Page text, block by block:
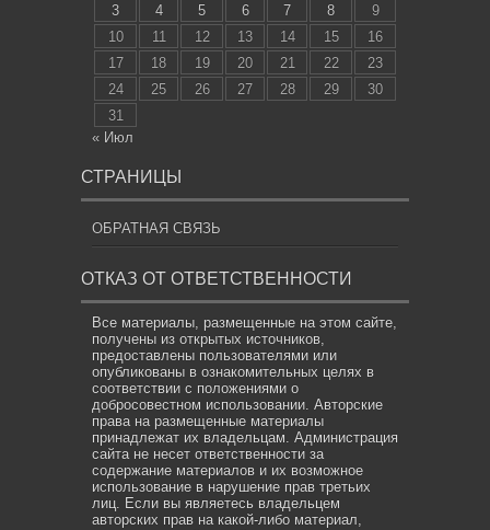
3
4 5 6 7 8
9
10
11 12 13 14 15
16
17
18 19 20 21 22
23
24
25 26 27 28 29
30
31
« Июл
СТРАНИЦЫ
ОБРАТНАЯ СВЯЗЬ
ОТКАЗ ОТ ОТВЕТСТВЕННОСТИ
Все материалы, размещенные на этом сайте,
получены из открытых источников,
предоставлены пользователями или
опубликованы в ознакомительных целях в
соответствии с положениями о
добросовестном использовании. Авторские
права на размещенные материалы
принадлежат их владельцам. Администрация
сайта не несет ответственности за
содержание материалов и их возможное
использование в нарушение прав третьих
лиц. Если вы являетесь владельцем
авторских прав на какой-либо материал,